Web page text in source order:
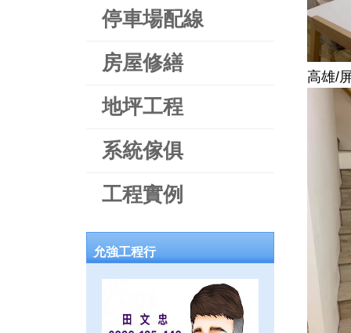
停車場配線
房屋修繕
地坪工程
系統傢俱
工程實例
允強工程行
高雄/